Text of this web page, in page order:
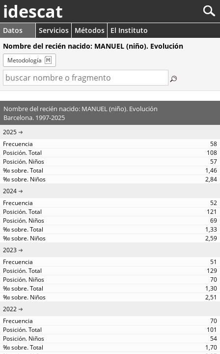
idescat
Datos Servicios Métodos
El Instituto
Nombre del recién nacido: MANUEL (niño). Evolución
Metodología
Nombre del recién nacido: MANUEL (niño). Evolución
Barcelona. 1997-2025
2025
58
108
57
1,46
2,84
2024
52
121
69
1,33
2,59
2023
51
129
70
1,30
2,51
2022
70
101
54
1,70